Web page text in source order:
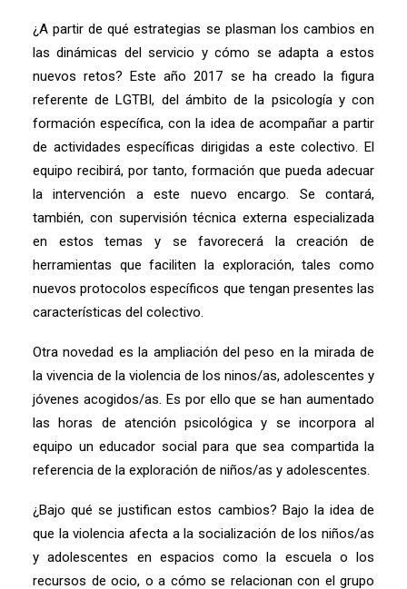
¿A partir de qué estrategias se plasman los cambios en
las dinámicas del servicio y cómo se adapta a estos
nuevos retos? Este año 2017 se ha creado la figura
referente de LGTBI, del ámbito de la psicología y con
formación específica, con la idea de acompañar a partir
de actividades específicas dirigidas a este colectivo. El
equipo recibirá, por tanto, formación que pueda adecuar
la intervención a este nuevo encargo. Se contará,
también, con supervisión técnica externa especializada
en estos temas y se favorecerá la creación de
herramientas que faciliten la exploración, tales como
nuevos protocolos específicos que tengan presentes las
características del colectivo.
Otra novedad es la ampliación del peso en la mirada de
la vivencia de la violencia de los ninos/as, adolescentes y
jóvenes acogidos/as. Es por ello que se han aumentado
las horas de atención psicológica y se incorpora al
equipo un educador social para que sea compartida la
referencia de la exploración de niños/as y adolescentes.
¿Bajo qué se justifican estos cambios? Bajo la idea de
que la violencia afecta a la socialización de los niños/as
y adolescentes en espacios como la escuela o los
recursos de ocio, o a cómo se relacionan con el grupo